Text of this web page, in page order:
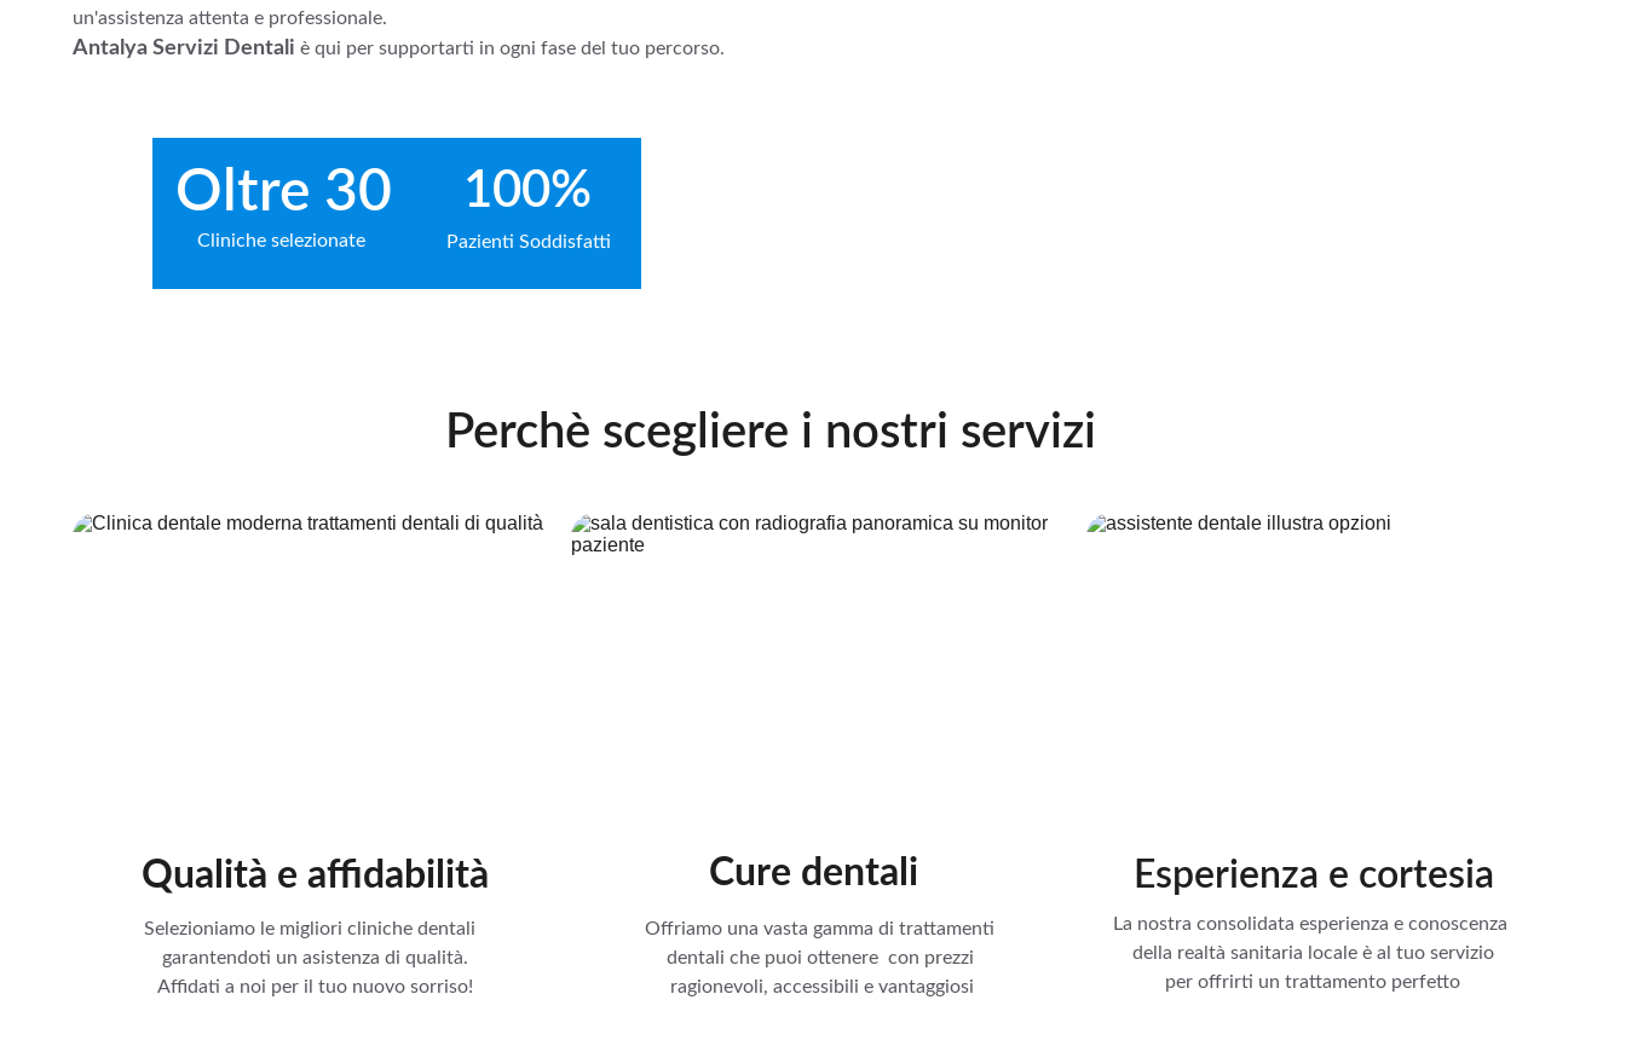
un'assistenza attenta e professionale.
Antalya Servizi Dentali è qui per supportarti in ogni fase del tuo percorso.
Oltre 30 100%
Pazienti Soddisfatti
Cliniche selezionate
Qualità e affidabilità
Selezioniamo le migliori cliniche dentali
garantendoti un asistenza di qualità.
Affidati a noi per il tuo nuovo sorriso!
Cure dentali
Offriamo una vasta gamma di trattamenti
dentali che puoi ottenere  con prezzi
ragionevoli, accessibili e vantaggiosi
La nostra consolidata esperienza e conoscenza
della realtà sanitaria locale è al tuo servizio
per offrirti un trattamento perfetto
Esperienza e cortesia
Perchè scegliere i nostri servizi